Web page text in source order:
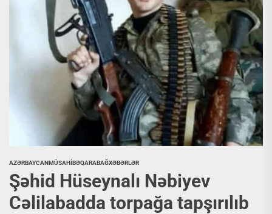
AZƏRBAYCANMÜSAHİBƏQARABAĞXƏBƏRLƏR
Şəhid Hüseynalı Nəbiyev
Cəlilabadda torpağa tapşırılıb